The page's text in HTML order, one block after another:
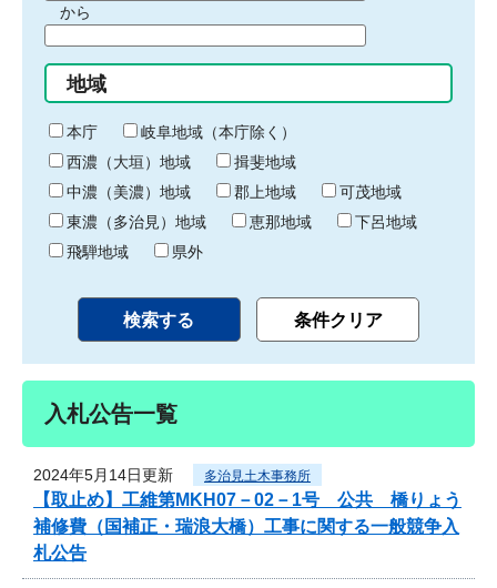
間
始
り
から
間
終
わ
り
地域
本庁
岐阜地域（本庁除く）
西濃（大垣）地域
揖斐地域
中濃（美濃）地域
郡上地域
可茂地域
東濃（多治見）地域
恵那地域
下呂地域
飛騨地域
県外
入札公告一覧
2024年5月14日更新 多治見土木事務所
【取止め】工維第MKH07－02－1号 公共 橋りょう
補修費（国補正・瑞浪大橋）工事に関する一般競争入
札公告